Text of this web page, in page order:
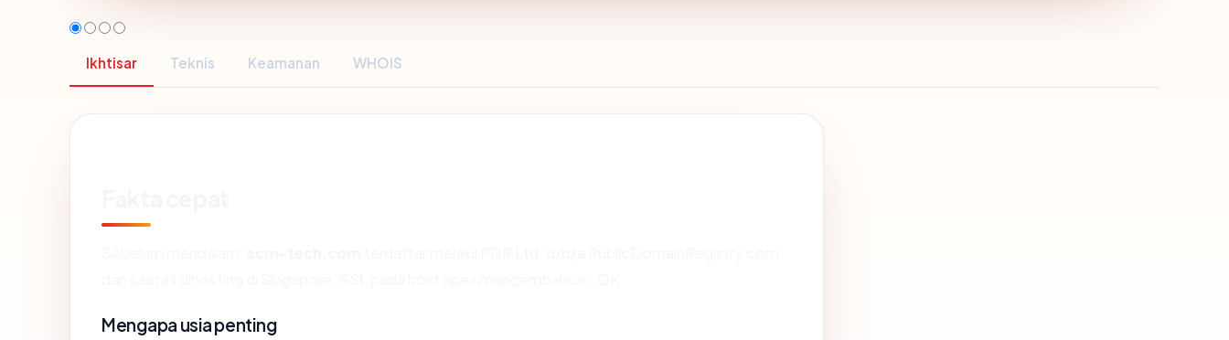
Ikhtisar Teknis Keamanan WHOIS
Mengapa usia penting